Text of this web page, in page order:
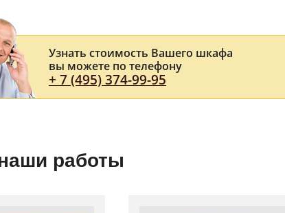
Узнать стоимость Вашего шкафа
вы можете по телефону
+ 7 (495) 374-99-95
работы